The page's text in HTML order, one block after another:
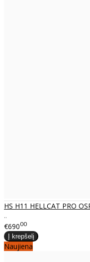
HS H11 HELLCAT PRO
..
€69000
Naujiena